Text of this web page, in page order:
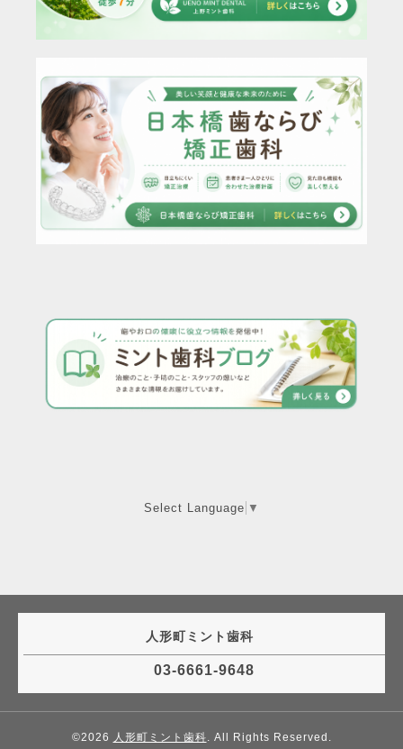
Select Language ▼
人形町ミント歯科
03-6661-9648
©2026 人形町ミント歯科 . All Rights Reserved.